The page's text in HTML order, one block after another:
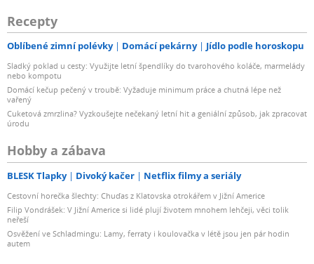
Recepty
Oblíbené zimní polévky Domácí pekárny Jídlo podle horoskopu
Sladký poklad u cesty: Využijte letní špendlíky do tvarohového koláče, marmelády
nebo kompotu
Domácí kečup pečený v troubě: Vyžaduje minimum práce a chutná lépe než
vařený
Cuketová zmrzlina? Vyzkoušejte nečekaný letní hit a geniální způsob, jak zpracovat
úrodu
Hobby a zábava
BLESK Tlapky Divoký kačer Netflix filmy a seriály
Cestovní horečka šlechty: Chuďas z Klatovska otrokářem v Jižní Americe
Filip Vondrášek: V Jižní Americe si lidé plují životem mnohem lehčeji, věci tolik
neřeší
Osvěžení ve Schladmingu: Lamy, ferraty i koulovačka v létě jsou jen pár hodin
autem